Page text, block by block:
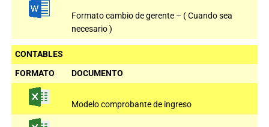
Formato cambio de gerente – ( Cuando sea
necesario )
CONTABLES
FORMATO
DOCUMENTO
Modelo comprobante de ingreso